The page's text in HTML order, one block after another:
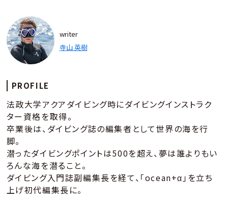
writer
寺山 英樹
PROFILE
法政大学アクアダイビング時にダイビングインストラク
ター資格を取得。
卒業後は、ダイビング誌の編集者として世界の海を行
脚。
潜ったダイビングポイントは500を超え、夢は誰よりもい
ろんな海を潜ること。
ダイビング入門誌副編集長を経て、「ocean+α」を立ち
上げ初代編集長に。